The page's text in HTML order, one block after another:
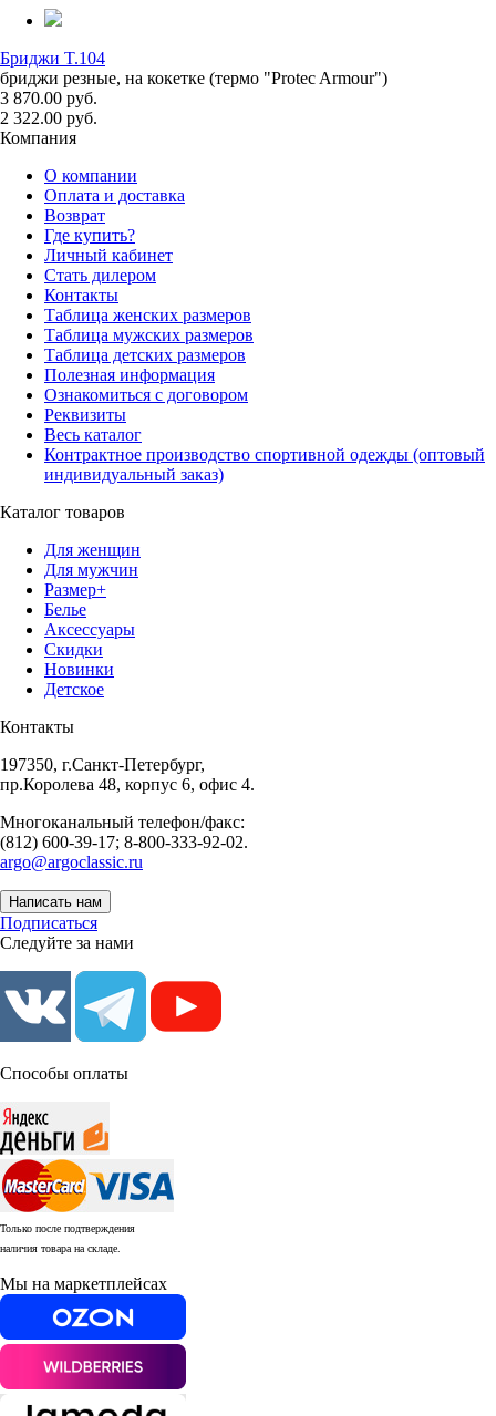
Бриджи T.104
бриджи резные, на кокетке (термо "Protec Armour")
3 870.00 руб.
2 322.00 руб.
Компания
О компании
Оплата и доставка
Возврат
Где купить?
Личный кабинет
Стать дилером
Контакты
Таблица женских размеров
Таблица мужских размеров
Таблица детских размеров
Полезная информация
Ознакомиться с договором
Реквизиты
Весь каталог
Контрактное производство спортивной одежды (оптовый
индивидуальный заказ)
Каталог товаров
Для женщин
Для мужчин
Размер+
Белье
Аксессуары
Скидки
Новинки
Детское
Контакты
197350, г.Санкт-Петербург,
пр.Королева 48, корпус 6, офис 4.
Многоканальный телефон/факс:
(812) 600-39-17; 8-800-333-92-02.
argo@argoclassic.ru
Написать нам
Подписаться
Следуйте за нами
Способы оплаты
Только после подтверждения
наличия товара на складе.
Мы на маркетплейсах